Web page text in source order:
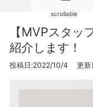
【MVPスタッ
紹介します！
投稿日:2022/10/4 更新